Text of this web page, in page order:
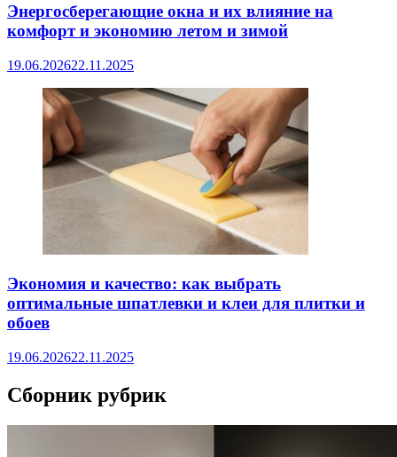
Энергосберегающие окна и их влияние на
комфорт и экономию летом и зимой
19.06.202622.11.2025
Экономия и качество: как выбрать
оптимальные шпатлевки и клеи для плитки и
обоев
19.06.202622.11.2025
Сборник рубрик